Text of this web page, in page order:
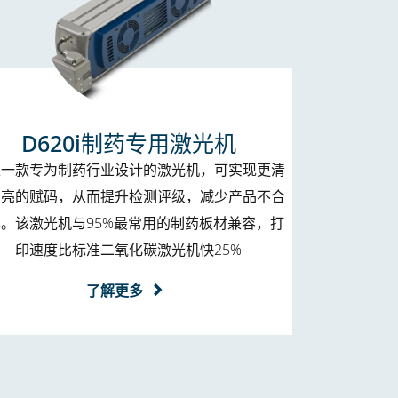
D620i制药专用激光机
款专为制药行业设计的激光机，可实现更清
的赋码，从而提升检测评级，减少产品不合
该激光机与95%最常用的制药板材兼容，打
印速度比标准二氧化碳激光机快25%
了解更多